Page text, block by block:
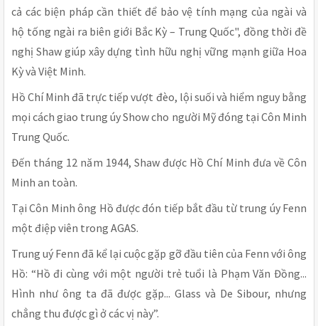
cả các biện pháp cần thiết để bảo vệ tính mạng của ngài và
hộ tống ngài ra biên giới Bắc Kỳ – Trung Quốc", đồng thời đề
nghị Shaw giúp xây dựng tình hữu nghị vững mạnh giữa Hoa
Kỳ và Việt Minh.
Hồ Chí Minh đã trực tiếp vượt đèo, lội suối và hiểm nguy bằng
mọi cách giao trung úy Show cho người Mỹ đóng tại Côn Minh
Trung Quốc.
Đến tháng 12 năm 1944, Shaw được Hồ Chí Minh đưa về Côn
Minh an toàn.
Tại Côn Minh ông Hồ được đón tiếp bắt đầu từ trung úy Fenn
một điệp viên trong AGAS.
Trung uý Fenn đã kể lại cuộc gặp gỡ đầu tiên của Fenn với ông
Hồ: “Hồ đi cùng với một người trẻ tuổi là Phạm Văn Đồng...
Hình như ông ta đã được gặp... Glass và De Sibour, nhưng
chẳng thu được gì ở các vị này”.